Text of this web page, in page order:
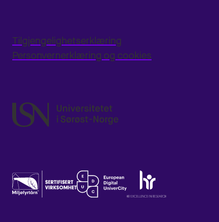
Tilgjengelighetserklæring
Personvernerklæring og cookies